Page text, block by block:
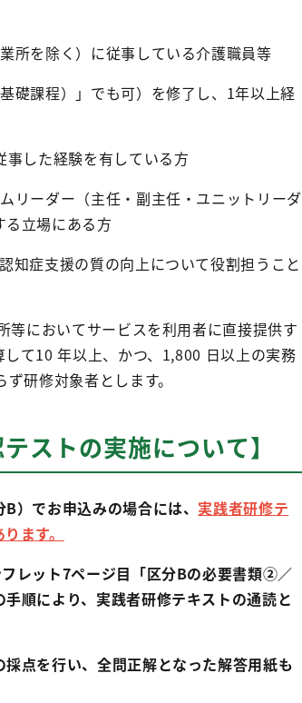
所を除く）に従事している介護職員等
礎課程）」でも可）を修了し、1年以上経
事した経験を有している方
リーダー（主任・副主任・ユニットリーダ
る立場にある方
知症支援の質の向上について役割担うこと
においてサービスを利用者に直接提供す
て10 年以上、かつ、1,800 日以上の実務
研修対象者とします。
ストの実施について】
）でお申込みの場合には、 実践者研修テ
ます。
レット7ページ目「区分Bの必要書類②／
順により、実践者研修テキストの通読と
点を行い、全問正解となった解答用紙も